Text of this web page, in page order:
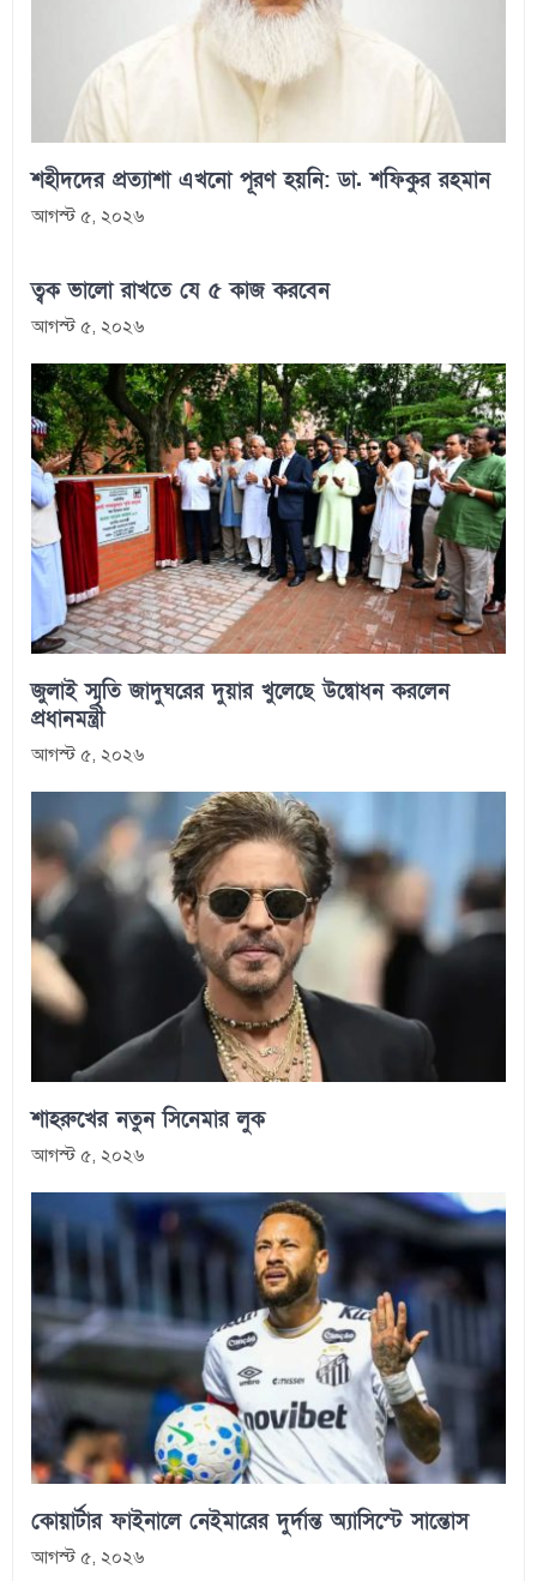
শহীদদের প্রত্যাশা এখনো পূরণ হয়নি: ডা. শফিকুর রহমান
আগস্ট ৫, ২০২৬
ত্বক ভালো রাখতে যে ৫ কাজ করবেন
আগস্ট ৫, ২০২৬
জুলাই স্মৃতি জাদুঘরের দুয়ার খুলেছে উদ্বোধন করলেন
প্রধানমন্ত্রী
আগস্ট ৫, ২০২৬
শাহরুখের নতুন সিনেমার লুক
আগস্ট ৫, ২০২৬
কোয়ার্টার ফাইনালে নেইমারের দুর্দান্ত অ্যাসিস্টে সান্তোস
আগস্ট ৫, ২০২৬